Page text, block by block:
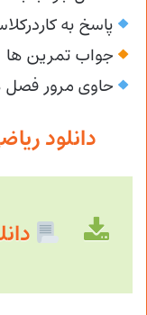
پاسخ به
جواب تمرین ها
حاوی مرور فصل
دانلود